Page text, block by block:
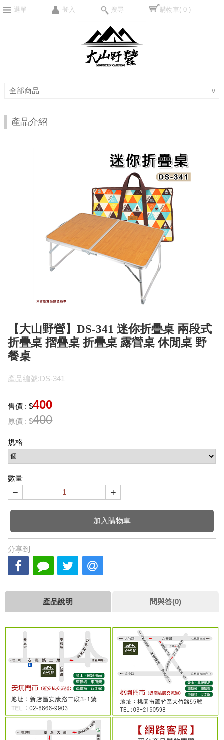
選單 登入 搜尋 購物車( 0 )
全部商品 ∨
產品介紹
【大山野營】DS-341 迷你折疊桌 兩段式
折疊桌 摺疊桌 折疊桌 露營桌 休閒桌 野
餐桌
產品編號:DS-341
售價 : $400
原價 : $400
規格
數量
− +
加入購物車
分享到
產品說明 問與答(0)